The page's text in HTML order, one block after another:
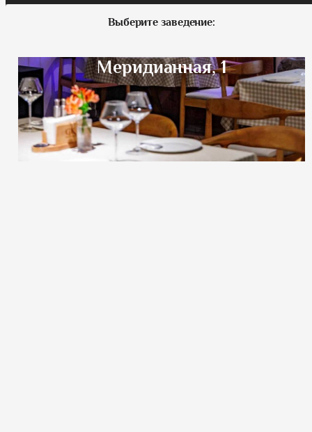
Выберите заведение:
Меридианная, 1